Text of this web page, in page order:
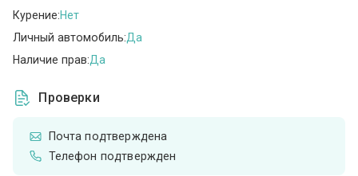
Курение:Нет
Личный автомобиль:Да
Наличие прав:Да
Проверки
Почта подтверждена
Телефон подтвержден